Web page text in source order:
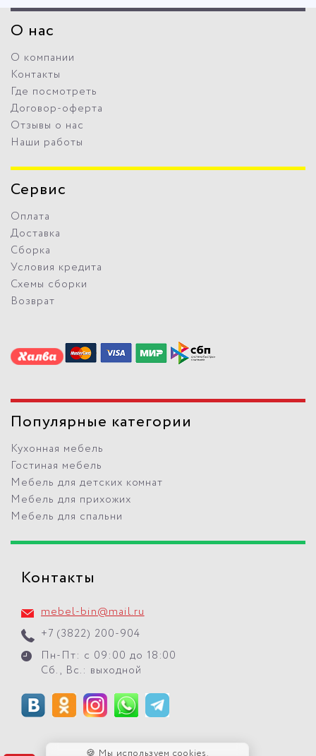
О нас
О компании
Контакты
Где посмотреть
Договор-оферта
Отзывы о нас
Наши работы
Сервис
Оплата
Доставка
Сборка
Условия кредита
Схемы сборки
Возврат
Популярные категории
Кухонная мебель
Гостиная мебель
Мебель для детских комнат
Мебель для прихожих
Мебель для спальни
Контакты
mebel-bin@mail.ru
+7 (3822) 200-904
Пн-Пт: с 09:00 до 18:00
Сб., Вс.: выходной